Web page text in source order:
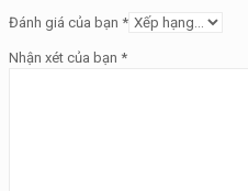
Đánh giá của bạn *
Nhận xét của bạn *